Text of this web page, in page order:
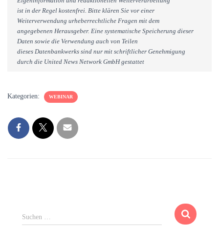
ist in der Regel kostenfrei. Bitte klären Sie vor einer
Weiterverwendung urheberrechtliche Fragen mit dem
angegebenen Herausgeber. Eine systematische Speicherung dieser
Daten sowie die Verwendung auch von Teilen
dieses Datenbankwerks sind nur mit schriftlicher Genehmigung
durch die United News Network GmbH gestattet
Kategorien: WEBINAR
S
u
Suchen …